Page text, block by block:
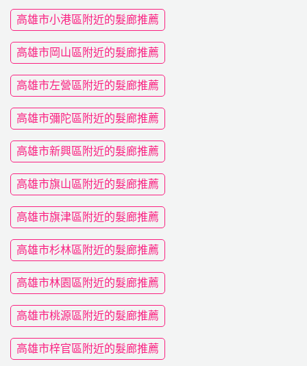
高雄市小港區附近的髮廊推薦
高雄市岡山區附近的髮廊推薦
高雄市左營區附近的髮廊推薦
高雄市彌陀區附近的髮廊推薦
高雄市新興區附近的髮廊推薦
高雄市旗山區附近的髮廊推薦
高雄市旗津區附近的髮廊推薦
高雄市杉林區附近的髮廊推薦
高雄市林園區附近的髮廊推薦
高雄市桃源區附近的髮廊推薦
高雄市梓官區附近的髮廊推薦